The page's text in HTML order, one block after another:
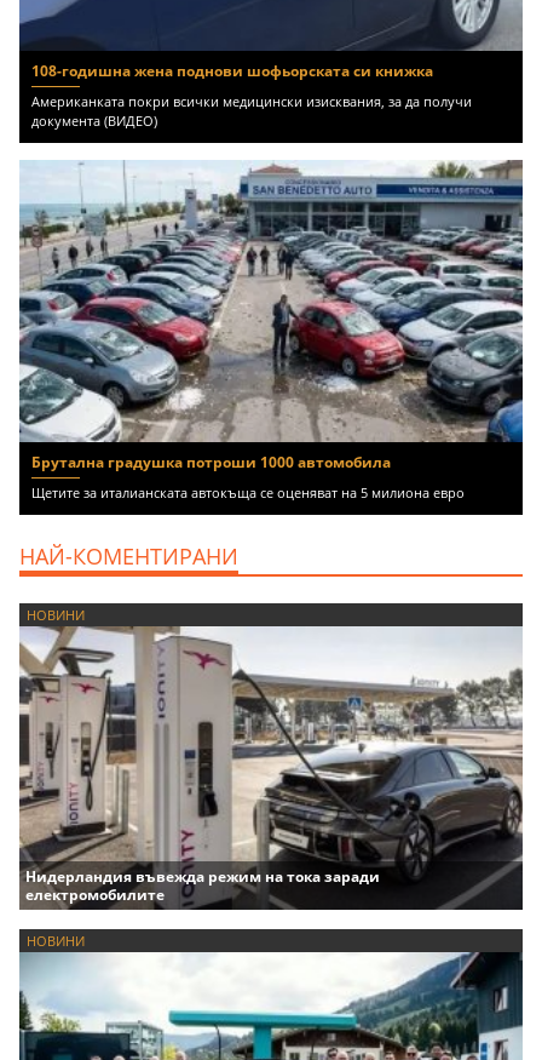
108-годишна жена поднови шофьорската си книжка
Американката покри всички медицински изисквания, за да получи
документа (ВИДЕО)
Брутална градушка потроши 1000 автомобила
Щетите за италианската автокъща се оценяват на 5 милиона евро
НАЙ-КОМЕНТИРАНИ
НОВИНИ
Нидерландия въвежда режим на тока заради
електромобилите
НОВИНИ